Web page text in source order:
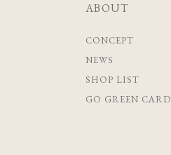
ABOUT
CONCEPT
NEWS
SHOP LIST
GO GREEN CARD